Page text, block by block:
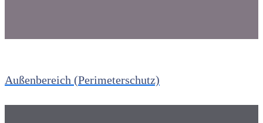
Außenbereich (Perimeterschutz)